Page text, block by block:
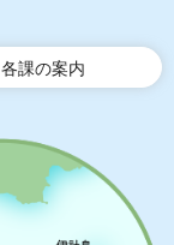
各課の案内